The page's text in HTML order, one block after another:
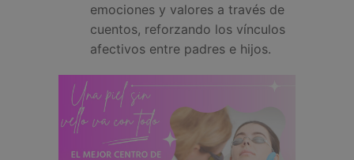
emociones y valores a través de
cuentos, reforzando los vínculos
afectivos entre padres e hijos.